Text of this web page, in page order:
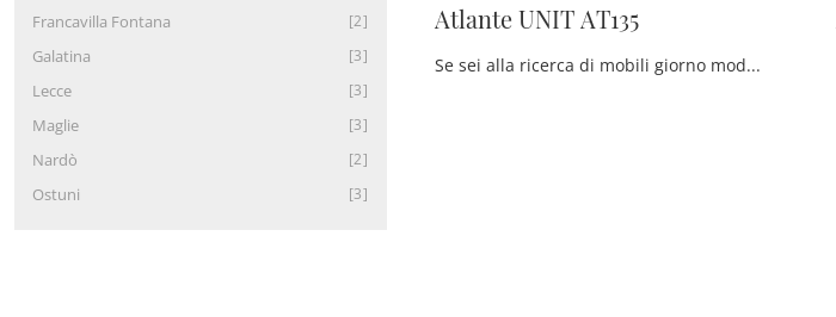
Francavilla Fontana 2
Galatina 3
Lecce 3
Maglie 3
Nardò 2
Ostuni 3
Atlante UNIT AT135
Se sei alla ricerca di mobili giorno moderni, con il modello Atlante UNIT AT135 in laccato opaco di Tomasella potrai ultimare un soggiorno pratico e ...